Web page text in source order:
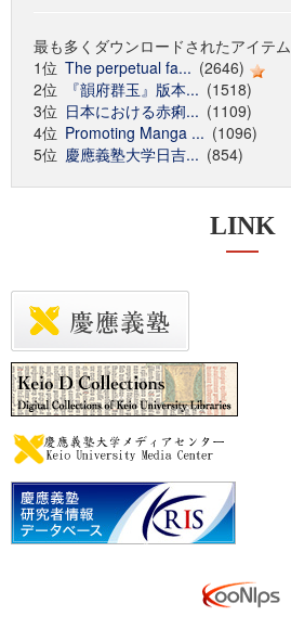
最も多くダウンロードされたアイテム
1位 The perpetual fa... (2646)
2位
『韻府群玉』版本... (1518)
3位 日本における赤痢... (1109)
4位 Promoting Manga ... (1096)
5位 慶應義塾大学日吉... (854)
LINK